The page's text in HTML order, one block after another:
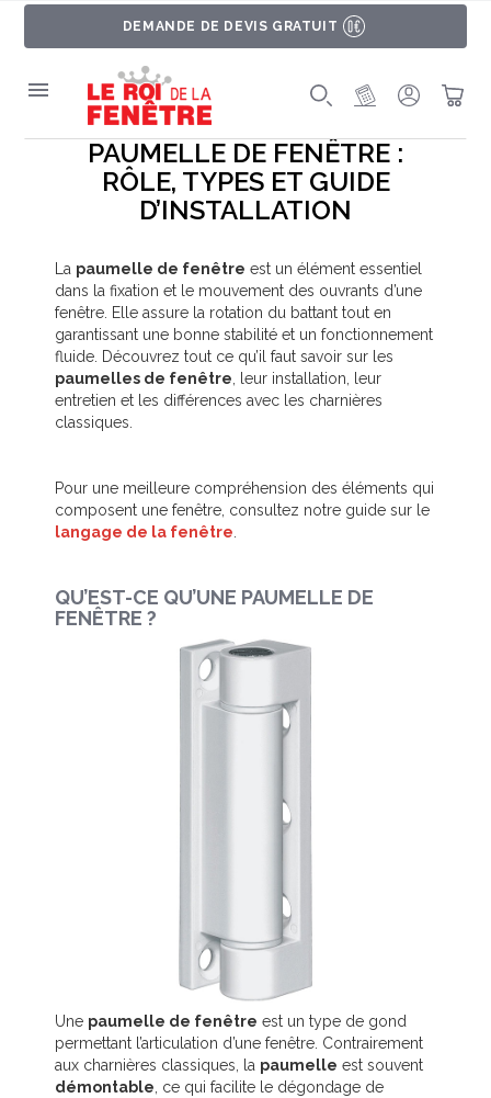
DEMANDE DE DEVIS GRATUIT
MON PROJET
SE
PAUMELLE DE FENÊTRE :
RÔLE, TYPES ET GUIDE
D’INSTALLATION
La paumelle de fenêtre est un élément essentiel
dans la fixation et le mouvement des ouvrants d’une
fenêtre. Elle assure la rotation du battant tout en
garantissant une bonne stabilité et un fonctionnement
fluide. Découvrez tout ce qu’il faut savoir sur les
paumelles de fenêtre , leur installation, leur
entretien et les différences avec les charnières
classiques.
Pour une meilleure compréhension des éléments qui
composent une fenêtre, consultez notre guide sur le
langage de la fenêtre
QU’EST-CE QU’UNE PAUMELLE DE
FENÊTRE ?
Une paumelle de fenêtre est un type de gond
permettant l’articulation d’une fenêtre. Contrairement
aux charnières classiques, la paumelle est souvent
démontable , ce qui facilite le dégondage de